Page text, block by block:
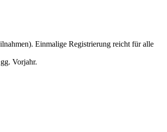
Einmalige Registrierung reicht für alle
Vorjahr.